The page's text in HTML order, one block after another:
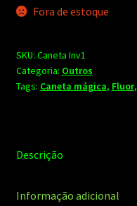
Fora de estoque
SKU: Caneta Inv1
Categoria: Outros
Tags: Caneta mágica, Fluor,
Descrição
Informação adicional